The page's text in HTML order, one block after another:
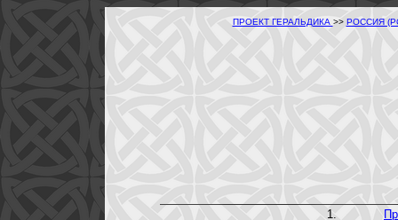
ПРОЕКТ ГЕРАЛЬДИКА >> РОССИЯ